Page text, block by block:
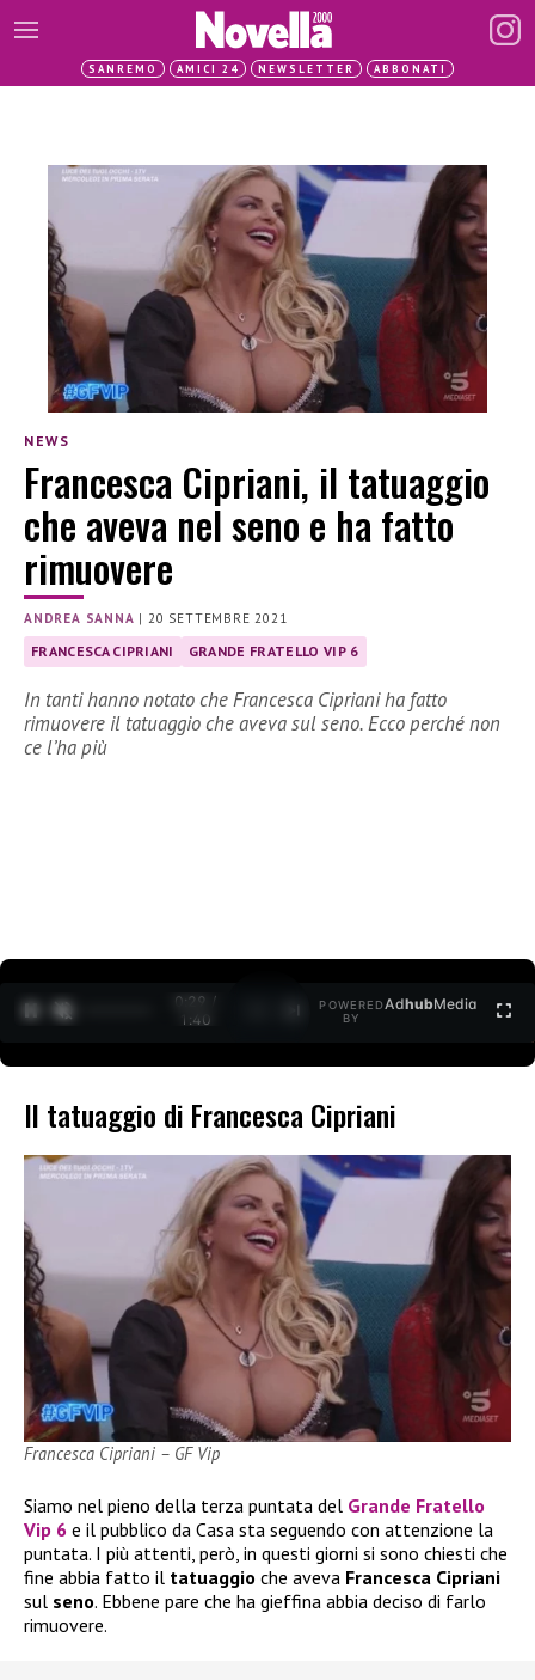
SANREMO AMICI 24 NEWSLETTER ABBONATI
NEWS
Francesca Cipriani, il tatuaggio
che aveva nel seno e ha fatto
rimuovere
ANDREA SANNA |20 SETTEMBRE 2021
FRANCESCA CIPRIANI GRANDE FRATELLO VIP 6
In tanti hanno notato che Francesca Cipriani ha fatto
rimuovere il tatuaggio che aveva sul seno. Ecco perché non
ce l’ha più
0:30 /
1:40
POWERED
BY
AdhubMedia
Il tatuaggio di Francesca Cipriani
Francesca Cipriani – GF Vip
Siamo nel pieno della terza puntata del Grande Fratello
Vip 6 e il pubblico da Casa sta seguendo con attenzione la
puntata. I più attenti, però, in questi giorni si sono chiesti che
fine abbia fatto il tatuaggio che aveva Francesca Cipriani
sul seno. Ebbene pare che ha gieffina abbia deciso di farlo
rimuovere.